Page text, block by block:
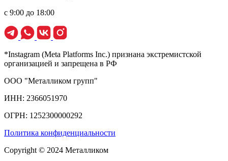
с 9:00 до 18:00
*Instagram (Meta Platforms Inc.) признана экстремистской
организацией и запрещена в РФ
ООО "Металликом групп"
ИНН: 2366051970
ОГРН: 1252300000292
Политика конфиденциальности
Copyright © 2024 Металликом